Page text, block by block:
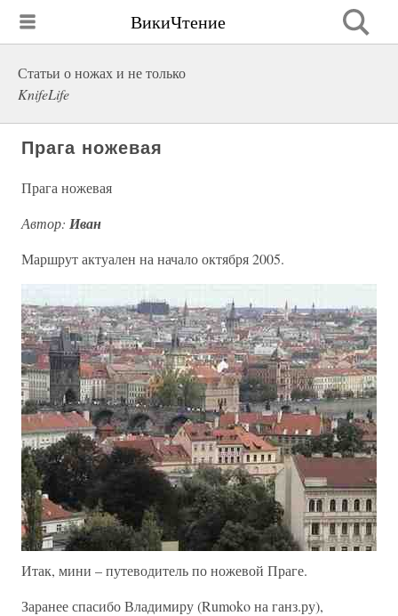
ВикиЧтение
Статьи о ножах и не только
KnifeLife
Прага ножевая
Прага ножевая
Автор: Иван
Маршрут актуален на начало октября 2005.
Итак, мини – путеводитель по ножевой Праге.
Заранее спасибо Владимиру (Rumoko на ганз.ру),